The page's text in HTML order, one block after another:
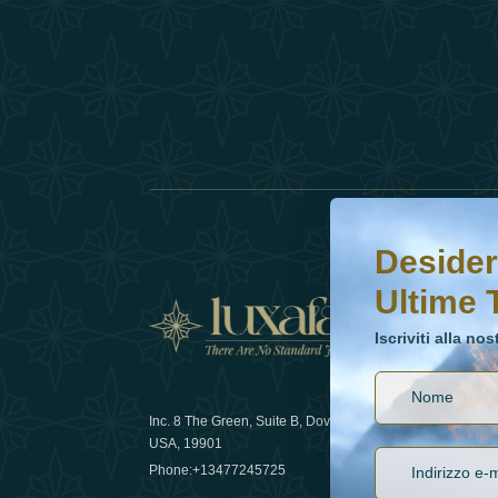
Inc. 8 The Green, Suite B, Dover, DE
USA, 19901
Phone:+13477245725
Come la
lusso nel
Desideri saperne di
Iscriviti alla nostra
Ultime
Iscriviti alla